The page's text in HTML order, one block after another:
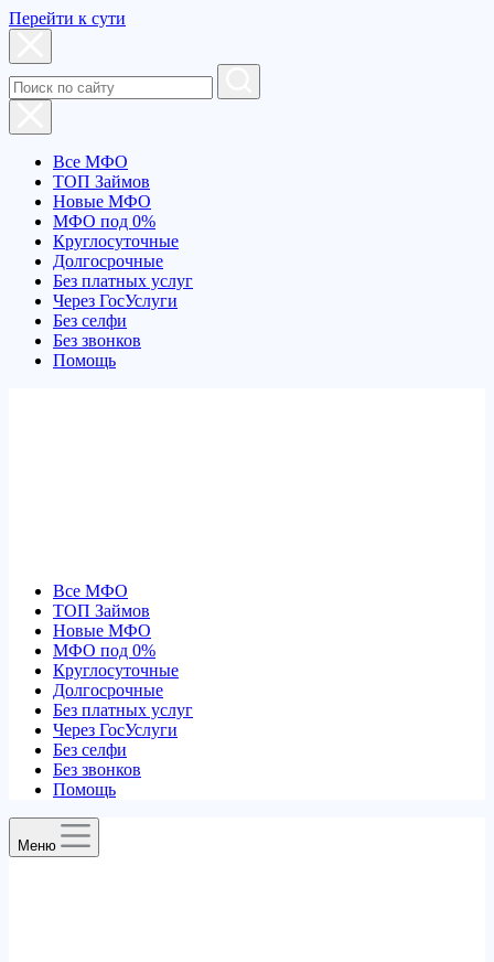
Перейти к сути
Все МФО
ТОП Займов
Новые МФО
МФО под 0%
Круглосуточные
Долгосрочные
Без платных услуг
Через ГосУслуги
Без селфи
Без звонков
Помощь
Все МФО
ТОП Займов
Новые МФО
МФО под 0%
Круглосуточные
Долгосрочные
Без платных услуг
Через ГосУслуги
Без селфи
Без звонков
Помощь
Меню